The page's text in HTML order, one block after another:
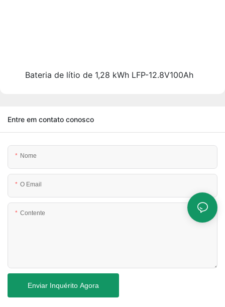
Bateria de lítio de 1,28 kWh LFP-12.8V100Ah
Entre em contato conosco
Nome
O Email
Contente
Enviar Inquérito Agora